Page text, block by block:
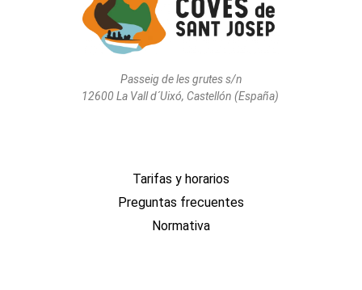
Passeig de les grutes s/n
12600 La Vall d´Uixó, Castellón (España)
Tarifas y horarios
Preguntas frecuentes
Normativa